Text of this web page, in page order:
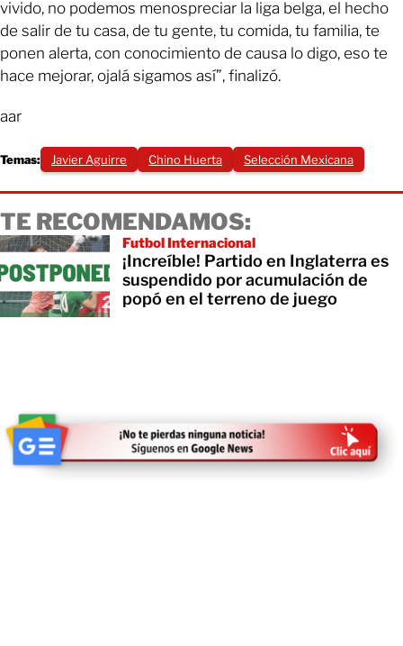
vivido, no podemos menospreciar la liga belga, el hecho
de salir de tu casa, de tu gente, tu comida, tu familia, te
ponen alerta, con conocimiento de causa lo digo, eso te
hace mejorar, ojalá sigamos así”, finalizó.
aar
Temas: Javier Aguirre Chino Huerta Selección Mexicana
TE RECOMENDAMOS:
Futbol Internacional
¡Increíble! Partido en Inglaterra es
suspendido por acumulación de
popó en el terreno de juego